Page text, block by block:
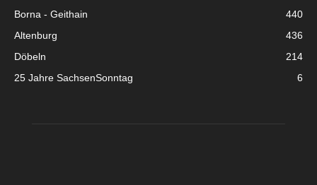
Borna - Geithain
440
Altenburg
436
Döbeln
214
25 Jahre SachsenSonntag
6